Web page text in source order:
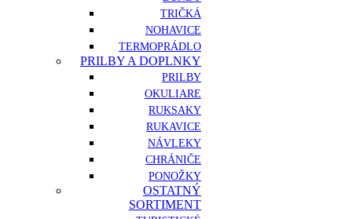
TRIČKÁ
NOHAVICE
TERMOPRÁDLO
PRILBY A DOPLNKY
PRILBY
OKULIARE
RUKSAKY
RUKAVICE
NÁVLEKY
CHRÁNIČE
PONOŽKY
OSTATNÝ
SORTIMENT